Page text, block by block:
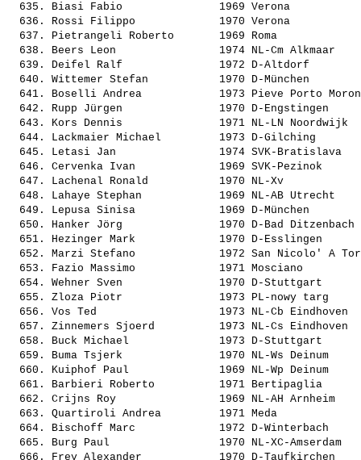
  635.
Biasi Fabio
1969 Verona
  636.
Rossi Filippo
1970 Verona
  637.
Pietrangeli Roberto
1969 Roma
  638.
Beers Leon
1974 NL-Cm
  639.
Deifel Ralf
1972 D-Altdorf
  640.
Wittemer Stefan
1970 D-München
  641.
Boselli Andrea
1973 Pieve Porto
  642.
Rupp Jürgen
1970 D-Engstingen
  643.
Kors Dennis
1971 NL-LN
  644.
Lackmaier Michael
1973 D-Gilching
  645.
Letasi Jan
1974 SVK-
  646.
Cervenka Ivan
1969 SVK-Pezinok
  647.
Lachenal Ronald
1970 NL-Xv
  648.
Lahaye Stephan
1969 NL-AB Utrecht
  649.
Lepusa Sinisa
1969 D-München
  650.
Hanker Jörg
1970 D-Bad
  651.
Hezinger Mark
1970 D-Esslingen
  652.
Marzi Stefano
1972 San Nicolo' A
  653.
Fazio Massimo
1971 Mosciano
  654.
Wehner Sven
1970 D-Stuttgart
  655.
Zloza Piotr
1973 PL-nowy targ
  656.
Vos Ted
1973 NL-Cb
  657.
Zinnemers Sjoerd
1973 NL-Cs
  658.
Buck Michael
1973 D-Stuttgart
  659.
Buma Tsjerk
1970 NL-Ws
  660.
Kuiphof Paul
1969 NL-Wp
  661.
Barbieri Roberto
1971 Bertipaglia
  662.
Crijns Roy
1969 NL-AH
  663.
Quartiroli Andrea
1971 Meda
  664.
Bischoff Marc
1972 D-Winterbach
  665.
Burg Paul
1970 NL-XC-
  666.
Frey Alexander 1970 D-Taufkirchen